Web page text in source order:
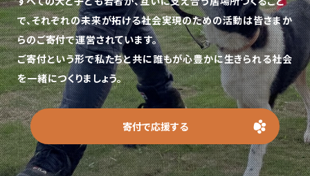
で、それぞれの未来が拓ける社会実現のための活動は皆さまか
らのご寄付で運営されています。
ご寄付という形で私たちと共に誰もが心豊かに生きられる社会
を一緒につくりましょう。
寄付で応援する